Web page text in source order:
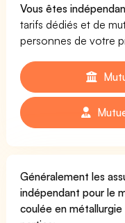
Vous êtes
tarifs dédiés et de
personnes de votre
Généralement les
indépendant pour le
coulée en